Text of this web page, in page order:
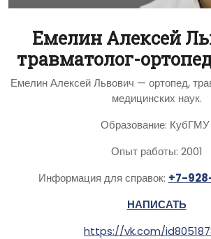
Емелин Алексей
травматолог-
Емелин Алексей Львович — ортопед,
медицинских наук.
Образование: КубГМУ
Опыт работы: 2001
Информация для справок: +7-
НАПИСАТЬ
https://vk.com/